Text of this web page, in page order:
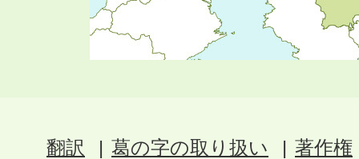
翻訳 葛の字の取り扱い
著作権